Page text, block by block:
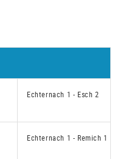
Echternach 1 - Esch 2
Echternach 1 - Remich 1